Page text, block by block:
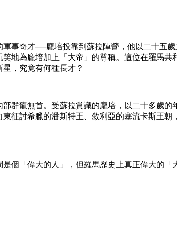
事奇才──龐培投靠到蘇拉陣營，他以二十五歲
地為龐培加上「大帝」的尊稱。這位在羅馬共
，究竟有何種長才？
龍無首。受蘇拉賞識的龐培，以二十多歲的
征討希臘的潘斯特王、敘利亞的塞流卡斯王朝，
「偉大的人」，但羅馬歷史上真正偉大的「